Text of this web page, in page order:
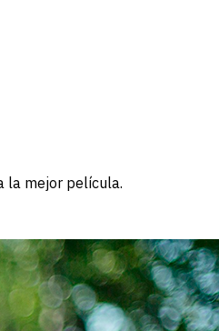
la mejor película.